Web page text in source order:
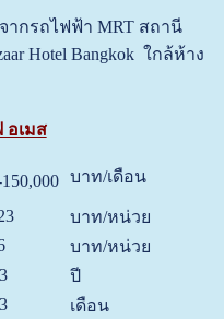
ากรถไฟฟ้า MRT สถานี
Hotel Bangkok ใกล้ห้าง
อเมส
บาท/เดือน
บาท/หน่วย
บาท/หน่วย
3
ปี
3
เดือน